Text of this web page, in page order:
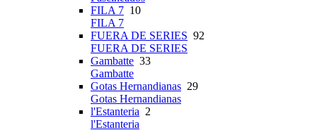
FILA 7 10
FILA 7
FUERA DE SERIES 92
FUERA DE SERIES
Gambatte 33
Gambatte
Gotas Hernandianas 29
Gotas Hernandianas
l'Estanteria 2
l'Estanteria